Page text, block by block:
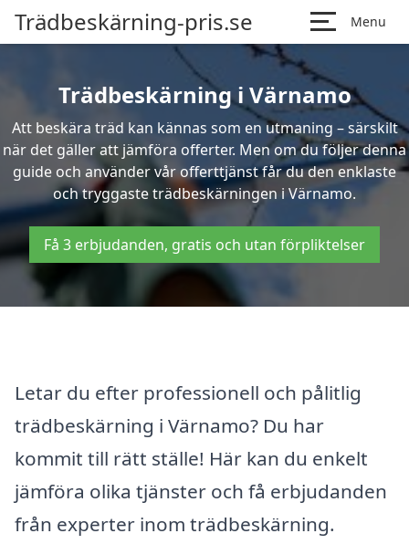
Trädbeskärning-pris.se Menu
Trädbeskärning i Värnamo
Att beskära träd kan kännas som en utmaning – särskilt
när det gäller att jämföra offerter. Men om du följer denna
guide och använder vår offerttjänst får du den enklaste
och tryggaste trädbeskärningen i Värnamo.
Få 3 erbjudanden, gratis och utan förpliktelser
Letar du efter professionell och pålitlig
trädbeskärning i Värnamo? Du har
kommit till rätt ställe! Här kan du enkelt
jämföra olika tjänster och få erbjudanden
från experter inom trädbeskärning.